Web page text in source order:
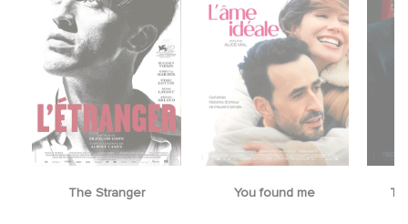
The Stranger You found me